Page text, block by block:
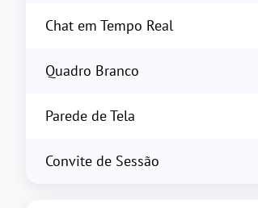
Chat em Tempo Real
Quadro Branco
Parede de Tela
Convite de Sessão